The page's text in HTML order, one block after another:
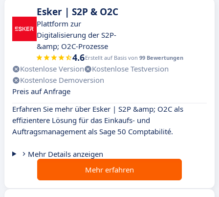
Esker | S2P & O2C
Plattform zur
Digitalisierung der S2P-
&amp; O2C-Prozesse
4.6Erstellt auf Basis von 99 Bewertungen
Kostenlose Version
Kostenlose Testversion
Kostenlose Demoversion
Preis auf Anfrage
Erfahren Sie mehr über Esker | S2P &amp; O2C als
effizientere Lösung für das Einkaufs- und
Auftragsmanagement als Sage 50 Comptabilité.
Mehr Details anzeigen
Mehr erfahren